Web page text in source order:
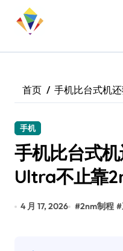
首页 手机比台式机
手机
手机比台式
Ultra不止靠
4 月 17, 2026 #2nm制程 #